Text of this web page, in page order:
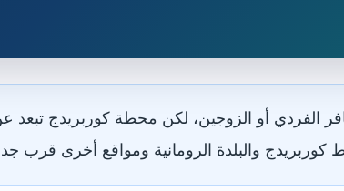
والبلدة الرومانية ومواقع أخرى قرب